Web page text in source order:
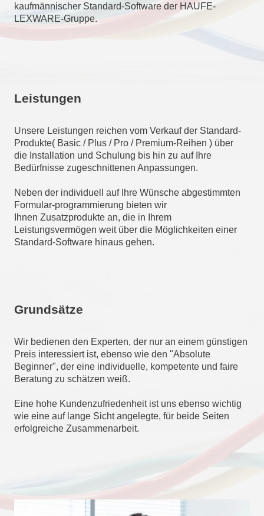
kaufmännischer Standard-Software der HAUFE-
LEXWARE-Gruppe.
Leistungen
Unsere Leistungen reichen vom Verkauf der Standard-
Produkte( Basic / Plus / Pro / Premium-Reihen ) über
die Installation und Schulung bis hin zu auf Ihre
Bedürfnisse zugeschnittenen Anpassungen.
Neben der individuell auf Ihre Wünsche abgestimmten
Formular-programmierung bieten wir
Ihnen Zusatzprodukte an, die in Ihrem
Leistungsvermögen weit über die Möglichkeiten einer
Standard-Software hinaus gehen.
Grundsätze
Wir bedienen den Experten, der nur an einem günstigen
Preis interessiert ist, ebenso wie den "Absolute
Beginner", der eine individuelle, kompetente und faire
Beratung zu schätzen weiß.
Eine hohe Kundenzufriedenheit ist uns ebenso wichtig
wie eine auf lange Sicht angelegte, für beide Seiten
erfolgreiche Zusammenarbeit.